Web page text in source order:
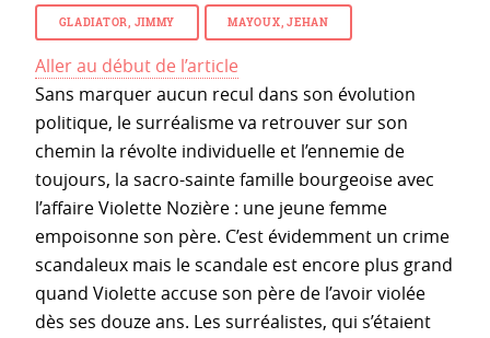
GLADIATOR, JIMMY MAYOUX, JEHAN
Aller au début de l’article
Sans marquer aucun recul dans son évolution
politique, le surréalisme va retrouver sur son
chemin la révolte individuelle et l’ennemie de
toujours, la sacro-sainte famille bourgeoise avec
l’affaire Violette Nozière : une jeune femme
empoisonne son père. C’est évidemment un crime
scandaleux mais le scandale est encore plus grand
quand Violette accuse son père de l’avoir violée
dès ses douze ans. Les surréalistes, qui s’étaient